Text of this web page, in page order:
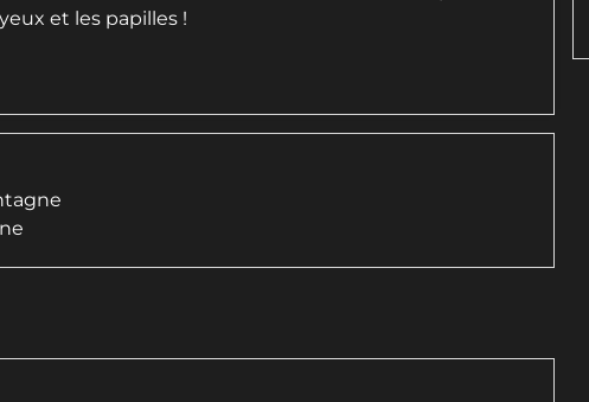
et les papilles !